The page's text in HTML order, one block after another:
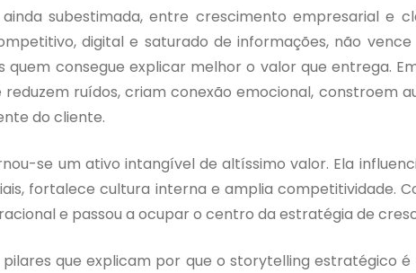
subestimada, entre crescimento empresarial e
digital e saturado de informações, não
consegue explicar melhor o valor que entrega.
ruídos, criam conexão emocional, constroem
do cliente.
se um ativo intangível de altíssimo valor. Ela
fortalece cultura interna e amplia competitividade.
e passou a ocupar o centro da estratégia de
que explicam por que o storytelling estratégico